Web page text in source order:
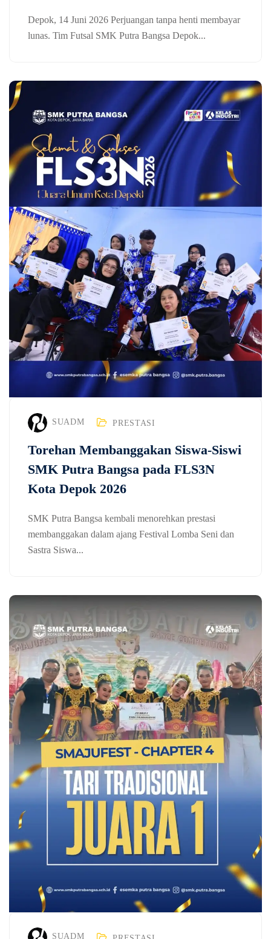
Depok, 14 Juni 2026 Perjuangan tanpa henti membayar
lunas. Tim Futsal SMK Putra Bangsa Depok...
SUADM PRESTASI
Torehan Membanggakan Siswa-Siswi
SMK Putra Bangsa pada FLS3N
Kota Depok 2026
SMK Putra Bangsa kembali menorehkan prestasi
membanggakan dalam ajang Festival Lomba Seni dan
Sastra Siswa...
SUADM